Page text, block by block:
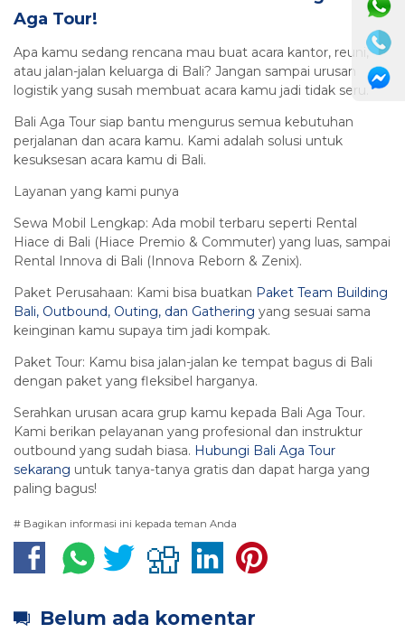
Aga Tour!
Apa kamu sedang rencana mau buat acara kantor, reuni,
atau jalan-jalan keluarga di Bali? Jangan sampai urusan
logistik yang susah membuat acara kamu jadi tidak seru.
Bali Aga Tour siap bantu mengurus semua kebutuhan
perjalanan dan acara kamu. Kami adalah solusi untuk
kesuksesan acara kamu di Bali.
Layanan yang kami punya
Sewa Mobil Lengkap: Ada mobil terbaru seperti Rental
Hiace di Bali (Hiace Premio & Commuter) yang luas, sampai
Rental Innova di Bali (Innova Reborn & Zenix).
Paket Perusahaan: Kami bisa buatkan Paket Team Building
Bali, Outbound, Outing, dan Gathering yang sesuai sama
keinginan kamu supaya tim jadi kompak.
Paket Tour: Kamu bisa jalan-jalan ke tempat bagus di Bali
dengan paket yang fleksibel harganya.
Serahkan urusan acara grup kamu kepada Bali Aga Tour.
Kami berikan pelayanan yang profesional dan instruktur
outbound yang sudah biasa. Hubungi Bali Aga Tour
sekarang untuk tanya-tanya gratis dan dapat harga yang
paling bagus!
# Bagikan informasi ini kepada teman Anda
Belum ada komentar